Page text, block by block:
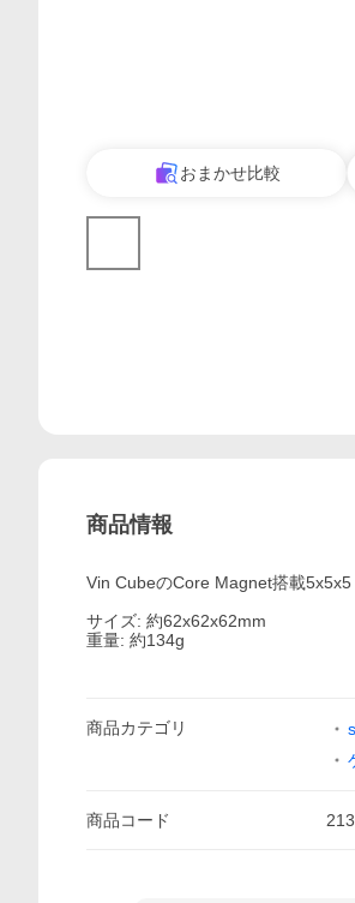
おまかせ比較
商品情報
Vin CubeのCore Magnet搭載5x5x5
サイズ: 約62x62x62mm
重量: 約134g
商品カテゴリ
商品コード